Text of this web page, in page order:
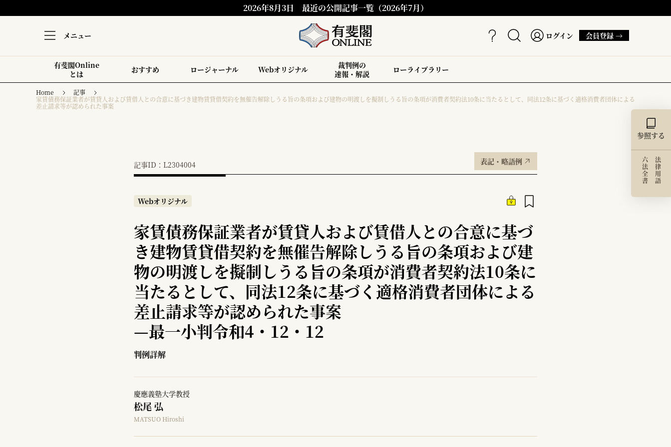
2026年8月3日 最近の公開記事一覧（2026年7月）
メニュー ログイン 会員登録 →
有斐閣Online
とは
おすすめ ロージャーナル Webオリジナル
裁判例の
速報・解説
ローライブラリー
Home
記事
家賃債務保証業者が賃貸人および賃借人との合意に基づき建物賃貸借契約を無催告解除しうる旨の条項および建物の明渡しを擬制しうる旨の条項が消費者契約法10条に当たるとして、同法12条に基づく適格消費者団体による
差止請求等が認められた事案
記事ID：L2304004 表記・略語例
Webオリジナル
家賃債務保証業者が賃貸人および賃借人との合意に基づ
き建物賃貸借契約を無催告解除しうる旨の条項および建
物の明渡しを擬制しうる旨の条項が消費者契約法10条に
当たるとして、同法12条に基づく適格消費者団体による
差止請求等が認められた事案
—最一小判令和4・12・12
判例詳解
慶應義塾大学教授
松尾 弘
MATSUO Hiroshi
参照する
法律用語
六法全書